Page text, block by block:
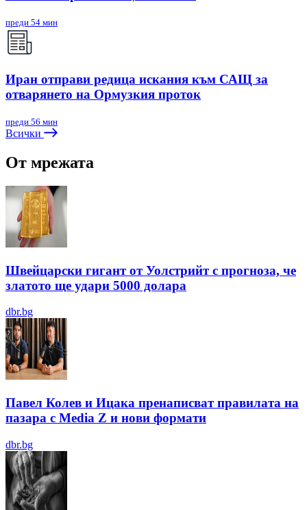
преди 54 мин
Иран отправи редица искания към САЩ за
отварянето на Ормузкия проток
преди 56 мин
Всички
От мрежата
Швейцарски гигант от Уолстрийт с прогноза, че
златото ще удари 5000 долара
dbr.bg
Павел Колев и Ицака пренаписват правилата на
пазара с Media Z и нови формати
dbr.bg